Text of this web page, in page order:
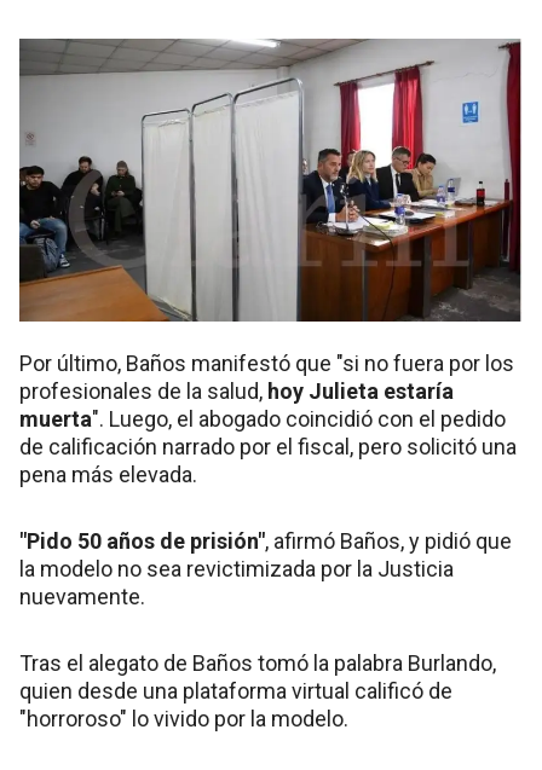
Por último, Baños manifestó que "si no fuera por los
profesionales de la salud, hoy Julieta estaría
muerta". Luego, el abogado coincidió con el pedido
de calificación narrado por el fiscal, pero solicitó una
pena más elevada.
"Pido 50 años de prisión", afirmó Baños, y pidió que
la modelo no sea revictimizada por la Justicia
nuevamente.
Tras el alegato de Baños tomó la palabra Burlando,
quien desde una plataforma virtual calificó de
"horroroso" lo vivido por la modelo.